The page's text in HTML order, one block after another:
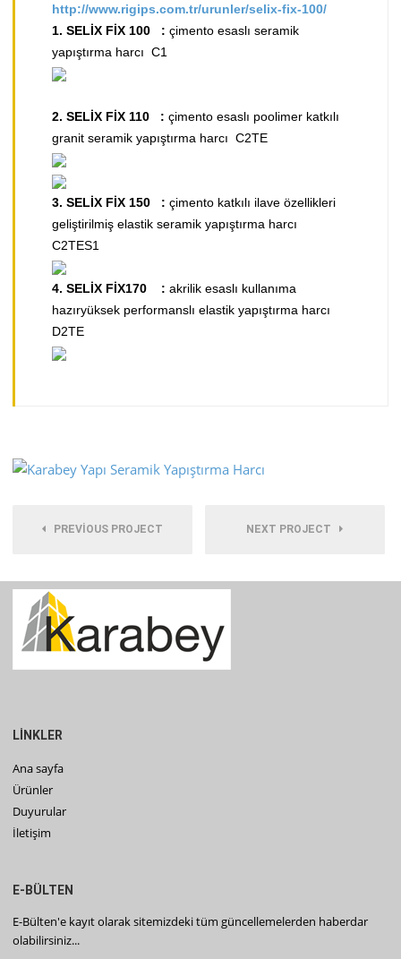
http://www.rigips.com.tr/urunler/selix-fix-100/
​1. SELİX FİX 100 :çimento esaslı seramik
yapıştırma harcı C1
​2. SELİX FİX 110 :​çimento esaslı poolimer katkılı
granit seramik yapıştırma harcı C2TE
3. SELİX FİX 150 :​çimento katkılı ilave özellikleri
geliştirilmiş elastik seramik yapıştırma harcı
C2TES1
4.​SELİX FİX170 :akrilik esaslı kullanıma
hazıryüksek performanslı elastik yapıştırma harcı
D2TE
PREVIOUS PROJECT NEXT PROJECT
LİNKLER
Ana sayfa
Ürünler
Duyurular
İletişim
E-BÜLTEN
E-Bülten'e kayıt olarak sitemizdeki tüm güncellemelerden haberdar
olabilirsiniz...